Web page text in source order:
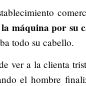
máquina por su
todo su cabello.
ver a la clienta
el hombre